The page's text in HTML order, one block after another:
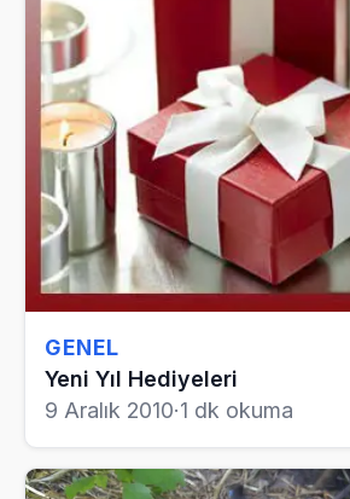
GENEL
Yeni Yıl Hediyeleri
9 Aralık 2010·1 dk okuma